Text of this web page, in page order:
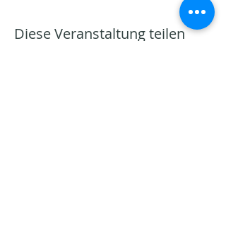
Diese Veranstaltung teilen